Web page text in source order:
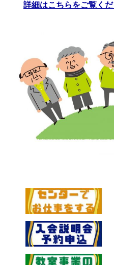
詳細はこちらをご覧く